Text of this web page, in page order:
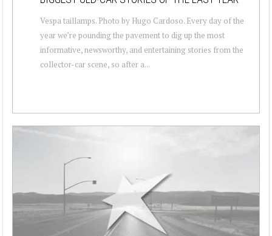
Vespa taillamps. Photo by Hugo Cardoso. Every day of the
year we’re pounding the pavement to dig up the most
informative, newsworthy, and entertaining stories from the
collector-car scene, so after a...